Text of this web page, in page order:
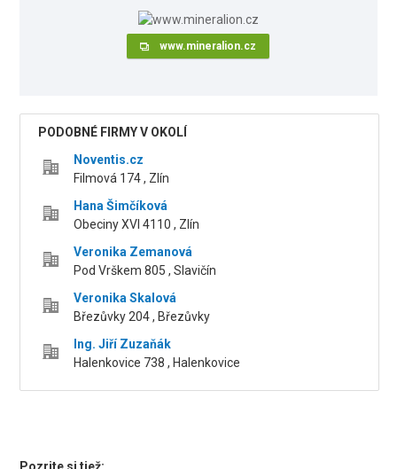
www.mineralion.cz
PODOBNÉ FIRMY V OKOLÍ
Noventis.cz
Filmová 174 , Zlín
Hana Šimčíková
Obeciny XVI 4110 , Zlín
Veronika Zemanová
Pod Vrškem 805 , Slavičín
Veronika Skalová
Březůvky 204 , Březůvky
Ing. Jiří Zuzaňák
Halenkovice 738 , Halenkovice